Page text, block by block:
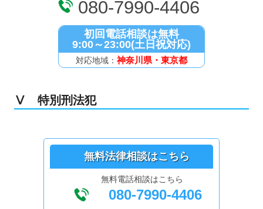
080-7990-4406
初回電話相談は無料
9:00～23:00(土日祝対応)
対応地域： 神奈川県・東京都
Ⅴ 特別刑法犯
無料法律相談はこちら
無料電話相談はこちら
080-7990-4406